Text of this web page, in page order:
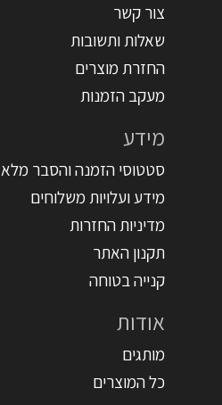
צור קשר
שאלות ותשובות
החזרת מוצרים
מעקב הזמנות
מידע
סטטוסי הזמנה והסבר מלא
מידע ועלויות משלוחים
מדיניות החזרות
תקנון האתר
קנייה בטוחה
אודות
מותגים
כל המוצרים